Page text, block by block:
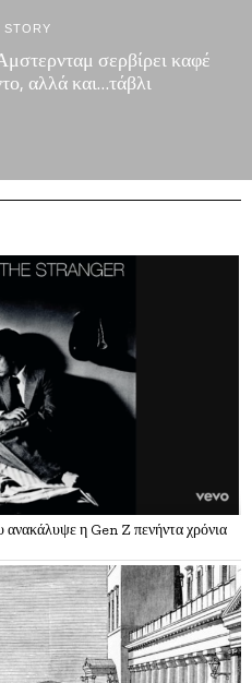
STORY
σερβίρει καφέ
αλλά και…τάβλι
ανακάλυψε η Gen Z πενήντα χρόνια